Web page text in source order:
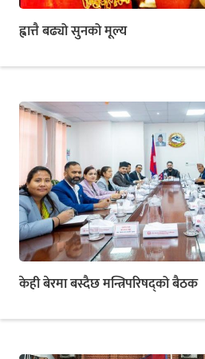
ह्वात्तै बढ्यो सुनको मूल्य
केही बेरमा बस्दैछ मन्त्रिपरिषद्को बैठक